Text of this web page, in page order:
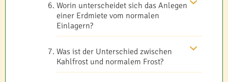
Worin unterscheidet sich das Anlegen
einer Erdmiete vom normalen
Einlagern?
Was ist der Unterschied zwischen
Kahlfrost und normalem Frost?